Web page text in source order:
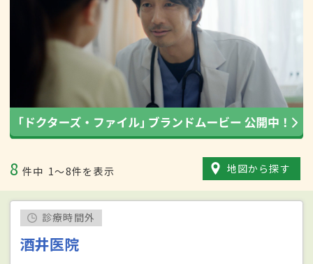
8 件中 1〜8件を表示 地図から探す
診療時間外
酒井医院